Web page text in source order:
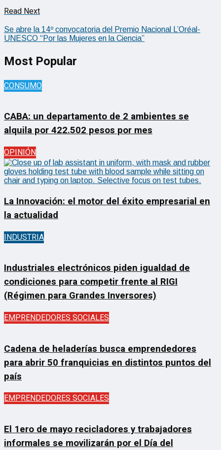
Read Next
Se abre la 14º convocatoria del Premio Nacional L’Oréal-
UNESCO “Por las Mujeres en la Ciencia”
Most Popular
CONSUMO
CABA: un departamento de 2 ambientes se
alquila por 422.502 pesos por mes
OPINIÓN
La Innovación: el motor del éxito empresarial en
la actualidad
INDUSTRIA
Industriales electrónicos piden igualdad de
condiciones para competir frente al RIGI
(Régimen para Grandes Inversores)
EMPRENDEDORES SOCIALES
Cadena de heladerías busca emprendedores
para abrir 50 franquicias en distintos puntos del
país
EMPRENDEDORES SOCIALES
El 1ero de mayo recicladores y trabajadores
informales se movilizarán por el Día del